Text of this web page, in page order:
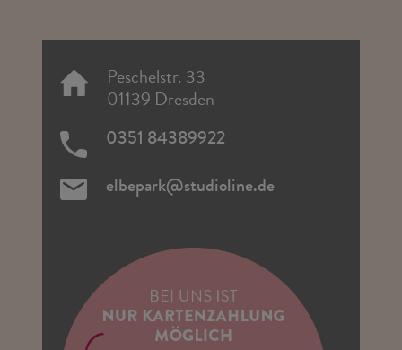
Peschelstr. 33
01139 Dresden
0351 84389922
elbepark@studioline.de